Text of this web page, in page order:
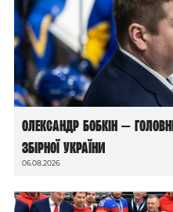
Олександр Бобкін —
збірної України
06.08.2026